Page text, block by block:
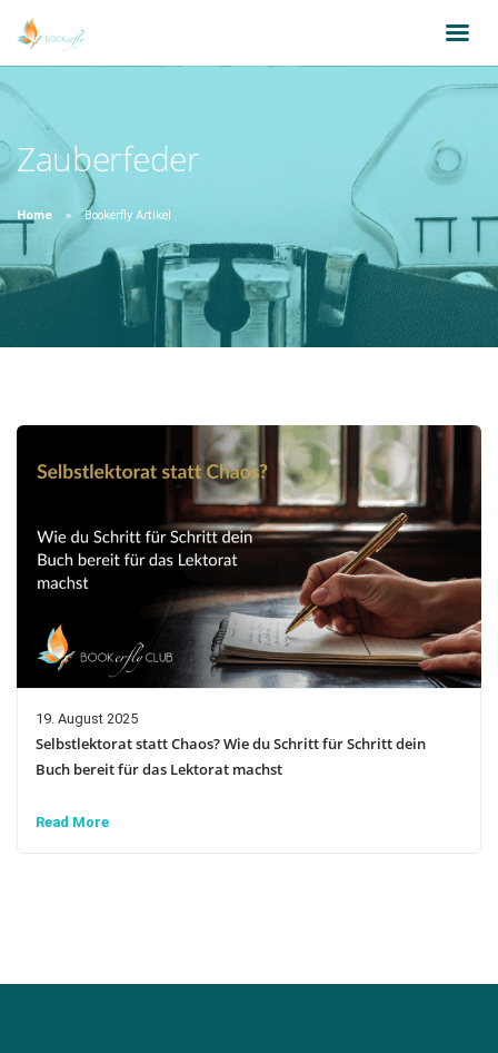
Zauberfeder
Home Bookerfly Artikel
19. August 2025
Selbstlektorat statt Chaos? Wie du Schritt für Schritt dein
Buch bereit für das Lektorat machst
Read More